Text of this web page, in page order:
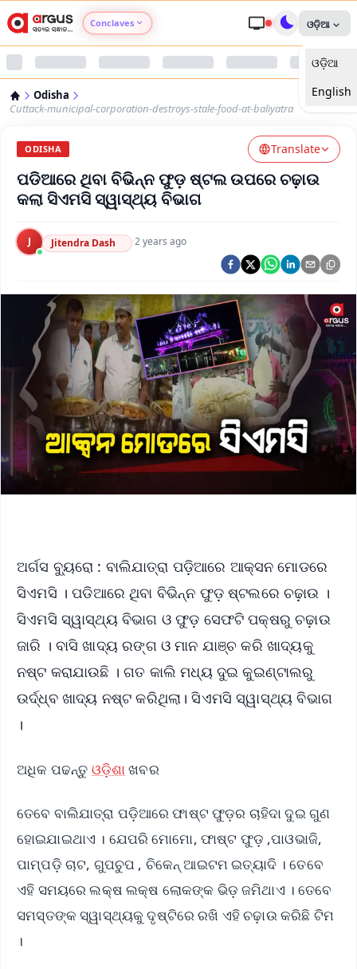
Conclaves
Argus Nari Shakti
Argus Health Connect
Argus Swaad Odisha
Argus Chalo Dekhein Apna Desh
ଓଡ଼ିଆ
ଓଡ଼ିଆ
English
Odisha
Cuttack-municipal-corporation-destroys-stale-food-at-baliyatra
ODISHA Translate
ପଡିଆରେ ଥିବା ବିଭିନ୍ନ ଫୁଡ଼ ଷ୍ଟଲ ଉପରେ ଚଢ଼ାଉ
କଲା ସିଏମସି ସ୍ୱାସ୍ଥ୍ୟ ବିଭାଗ
J Jitendra Dash ·2 years ago
ଅର୍ଗସ ବ୍ୟୁରୋ : ବାଲିଯାତ୍ରା ପଡ଼ିଆରେ ଆକ୍ସନ ମୋଡରେ
ସିଏମସି । ପଡିଆରେ ଥିବା ବିଭିନ୍ନ ଫୁଡ଼ ଷ୍ଟଲରେ ଚଢ଼ାଉ ।
ସିଏମସି ସ୍ୱାସ୍ଥ୍ୟ ବିଭାଗ ଓ ଫୁଡ଼ ସେଫଟି ପକ୍ଷରୁ ଚଢ଼ାଉ
ଜାରି । ବାସି ଖାଦ୍ୟ ରଙ୍ଗ ଓ ମାନ ଯାଞ୍ଚ କରି ଖାଦ୍ୟକୁ
ନଷ୍ଟ କରାଯାଉଛି । ଗତ କାଲି ମଧ୍ୟ ଦୁଇ କୁଇଣ୍ଟାଲରୁ
ଉର୍ଦ୍ଧ୍ବ ଖାଦ୍ୟ ନଷ୍ଟ କରିଥିଲା। ସିଏମସି ସ୍ୱାସ୍ଥ୍ୟ ବିଭାଗ
।
ଅଧିକ ପଢନ୍ତୁ ଓଡ଼ିଶା ଖବର
ତେବେ ବାଲିଯାତ୍ରା ପଡ଼ିଆରେ ଫାଷ୍ଟ ଫୁଡ଼ର ଚାହିଦା ଦୁଇ ଗୁଣ
ହୋଇଯାଇଥାଏ । ଯେପରି ମୋମୋ, ଫାଷ୍ଟ ଫୁଡ଼ ,ପାଓଭାଜି,
ପାମ୍ପଡ଼ି ଚାଟ, ଗୁପଚୁପ , ଚିକେନ୍ ଆଇଟମ ଇତ୍ୟାଦି । ତେବେ
ଏହି ସମୟରେ ଲକ୍ଷ ଲକ୍ଷ ଲୋକଙ୍କ ଭିଡ଼ ଜମିଥାଏ । ତେବେ
ସମସ୍ତଙ୍କ ସ୍ୱାସ୍ଥ୍ୟକୁ ଦୃଷ୍ଟିରେ ରଖି ଏହି ଚଢ଼ାଉ କରିଛି ଟିମ
।